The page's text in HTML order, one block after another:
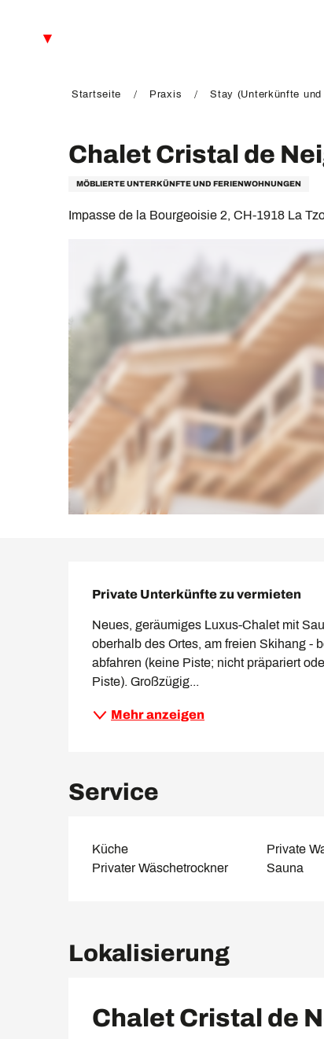
Startseite Praxis Stay (Unterkünfte und
Chalet Cristal de
MÖBLIERTE UNTERKÜNFTE UND FERIENWOHNUNGEN
Impasse de la Bourgeoisie 2, CH-1918 La
Private Unterkünfte zu vermieten
Neues, geräumiges Luxus-Chalet mit
oberhalb des Ortes, am freien Skihang -
abfahren (keine Piste; nicht präpariert
Piste). Großzügig...
Mehr anzeigen
Service
Küche Private
Privater Wäschetrockner
Sauna
Lokalisierung
Chalet Cristal de